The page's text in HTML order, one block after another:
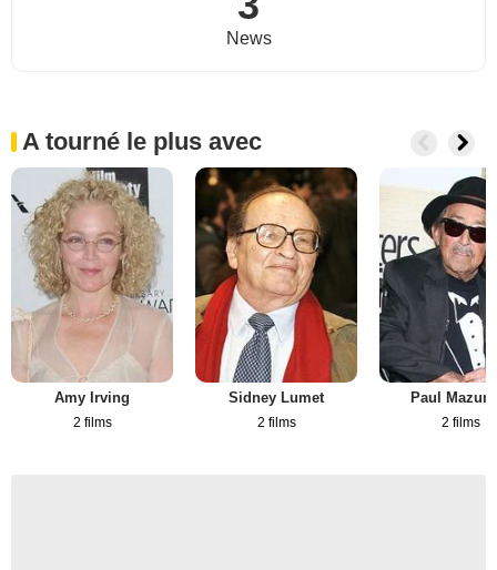
News
A tourné le plus avec
Amy Irving
2 films
Sidney Lumet
2 films
Paul
2 films